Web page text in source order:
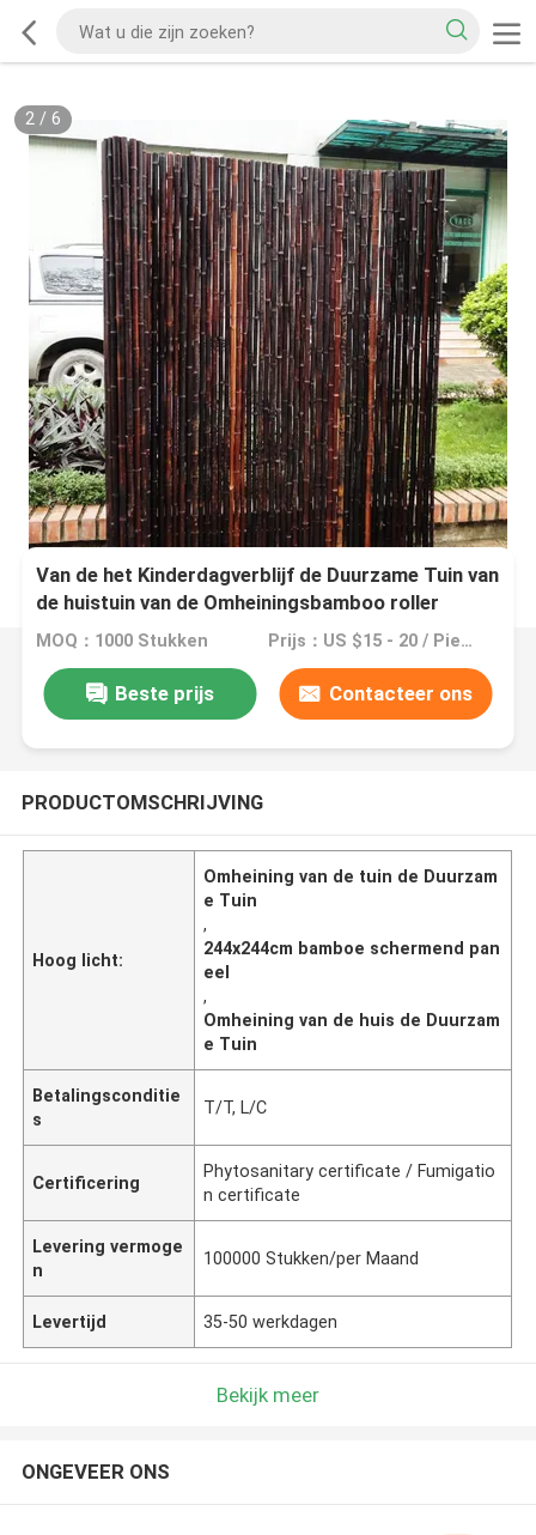
2/ 6
Van de het Kinderdagverblijf de Duurzame Tuin van
de huistuin van de Omheiningsbamboo roller
paneling Natuurlijke Kleur
MOQ：1000 Stukken Prijs：US $15 - 20 / Pieces
Beste prijs Contacteer ons
PRODUCTOMSCHRIJVING
Hoog licht:
Omheining van de tuin de Duurzam
e Tuin
,
244x244cm bamboe schermend pan
eel
,
Omheining van de huis de Duurzam
e Tuin
Betalingsconditie
s
T/T, L/C
Certificering
Phytosanitary certificate / Fumigatio
n certificate
Levering vermoge
n
100000 Stukken/per Maand
Levertijd 35-50 werkdagen
Bekijk meer
ONGEVEER ONS